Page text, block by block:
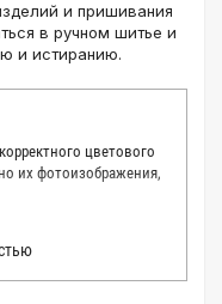
и пришивания
в ручном шитье и
и истиранию.
цветового
их фотоизображения,
описать цвет каждой
и фотографируем